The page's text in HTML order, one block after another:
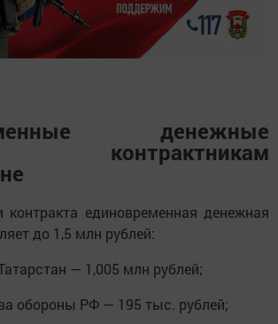
денежные
контрактникам
контракта единовременная денежная
до 1,5 млн рублей:
— 1,005 млн рублей;
обороны РФ — 195 тыс. рублей;